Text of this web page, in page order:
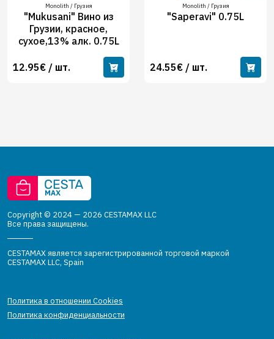
Monolith / Грузия
"Mukusani" Вино из
Грузии, красное,
сухое,13% алк. 0.75L
12.95€ / шт.
Monolith / Грузия
"Saperavi" 0.75L
24.55€ / шт.
Copyright © 2024 — 2026 CESTAMAX LLC
Все права защищены.
CESTAMAX является зарегистрированной торговой маркой
CESTAMAX LLC, Spain
Политика в отношении Cookies
Политика конфиденциальности